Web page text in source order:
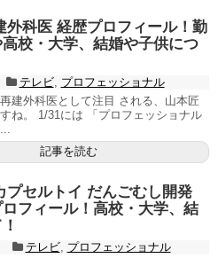
外科医 経歴プロフィール！勤
校・大学、結婚や子供につ
テレビ, プロフェッショナル
建外科医として注目 される、山本匠
ね。 1/31には 「プロフェッショナル
記事を読む
プセルトイ だんごむし開発
フィール！高校・大学、結
テレビ, プロフェッショナル